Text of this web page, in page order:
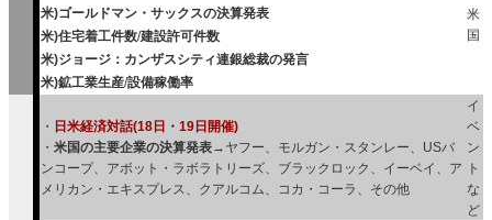
米
国
米)ゴールドマン・サックスの決算発表
米)住宅着工件数/建設許可件数
米)ジョージ：カンザスシティ連銀総裁の発言
米)鉱工業生産/設備稼働率
・ 日米経済対話(18日・19日開催)
・ 米国の主要企業の決算発表→ヤフー、モルガン・スタンレー、USバ
ンコープ、アボット・ラボラトリーズ、ブラックロック、イーベイ、ア
メリカン・エキスプレス、クアルコム、コカ・コーラ、その他
イ
ベ
ン
ト
な
ど